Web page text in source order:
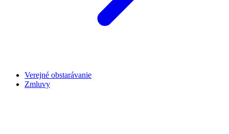
Verejné obstarávanie
Zmluvy